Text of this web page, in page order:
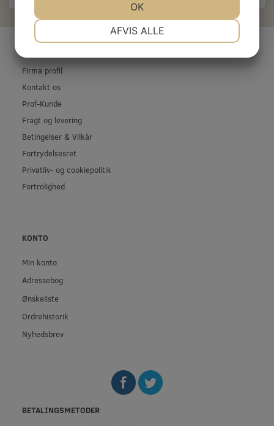
Firma profil
Kontakt os
Prof-Kunde
Fragt og levering
Betingelser & Vilkår
Fortrydelsesret
Privatliv- og cookiepolitik
Fortrolighed
KONTO
Min konto
Adressebog
Ønskeliste
Ordrehistorik
Nyhedsbrev
BETALINGSMETODER
AFVIS ALLE
OK